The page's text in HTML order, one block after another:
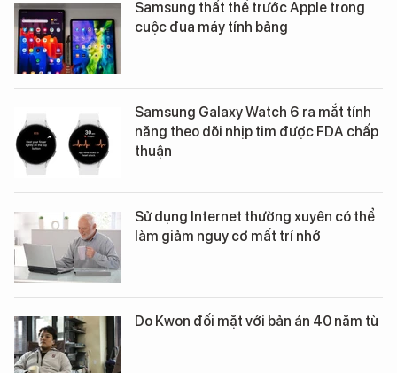
Samsung thất thế trước Apple trong
cuộc đua máy tính bảng
Samsung Galaxy Watch 6 ra mắt tính
năng theo dõi nhịp tim được FDA chấp
thuận
Sử dụng Internet thường xuyên có thể
làm giảm nguy cơ mất trí nhớ
Do Kwon đối mặt với bản án 40 năm tù